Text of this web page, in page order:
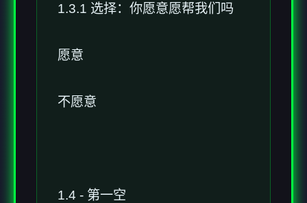
1.3.1 选择：你愿意愿帮我们吗
愿意
不愿意
1.4 - 第一空